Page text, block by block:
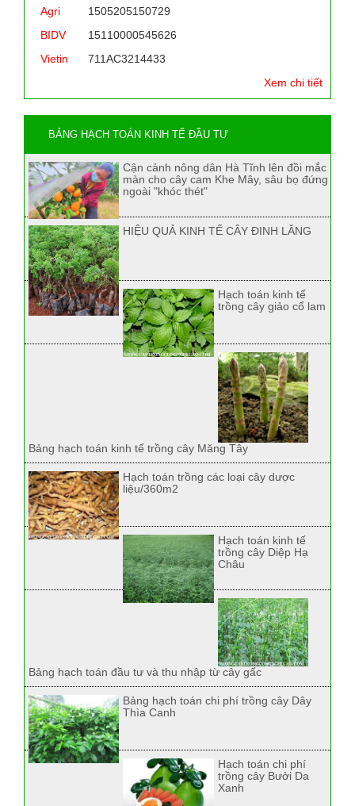
Agri
1505205150729
BIDV
15110000545626
Vietin
711AC3214433
Xem chi tiết
BẢNG HẠCH TOÁN KINH TẾ ĐẦU TƯ
Cận cảnh nông dân Hà Tĩnh lên đồi mắc
màn cho cây cam Khe Mây, sâu bọ đứng
ngoài "khóc thét"
HIỆU QUẢ KINH TẾ CÂY ĐINH LĂNG
Hạch toán kinh tế
trồng cây giảo cổ lam
Bảng hạch toán kinh tế trồng cây Măng Tây
Hạch toán trồng các loại cây dược
liệu/360m2
Hạch toán kinh tế
trồng cây Diệp Hạ
Châu
Bảng hạch toán đầu tư và thu nhập từ cây gấc
Bảng hạch toán chi phí trồng cây Dây
Thìa Canh
Hạch toán chi phí
trồng cây Bưởi Da
Xanh